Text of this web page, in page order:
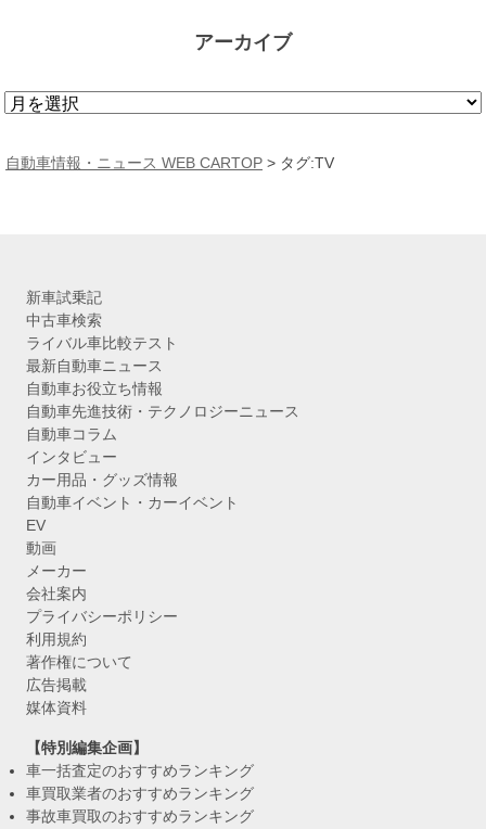
アーカイブ
ア
カ
自動車情報・ニュース WEB CARTOP > タグ:TV
新車試乗記
中古車検索
ライバル車比較テスト
最新自動車ニュース
自動車お役立ち情報
自動車先進技術・テクノロジーニュース
自動車コラム
インタビュー
カー用品・グッズ情報
自動車イベント・カーイベント
EV
動画
メーカー
会社案内
プライバシーポリシー
利用規約
著作権について
広告掲載
媒体資料
【特別編集企画】
車一括査定のおすすめランキング
車買取業者のおすすめランキング
事故車買取のおすすめランキング